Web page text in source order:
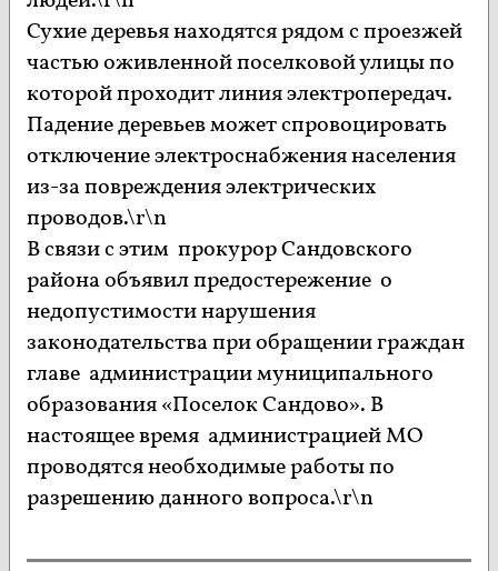
Сухие деревья находятся рядом с проезжей
частью оживленной поселковой улицы по
которой проходит линия электропередач.
Падение деревьев может спровоцировать
отключение электроснабжения населения
из-за повреждения электрических
проводов.\r\n
В связи с этим прокурор Сандовского
района объявил предостережение о
недопустимости нарушения
законодательства при обращении граждан
главе администрации муниципального
образования «Поселок Сандово». В
настоящее время администрацией МО
проводятся необходимые работы по
разрешению данного вопроса.\r\n